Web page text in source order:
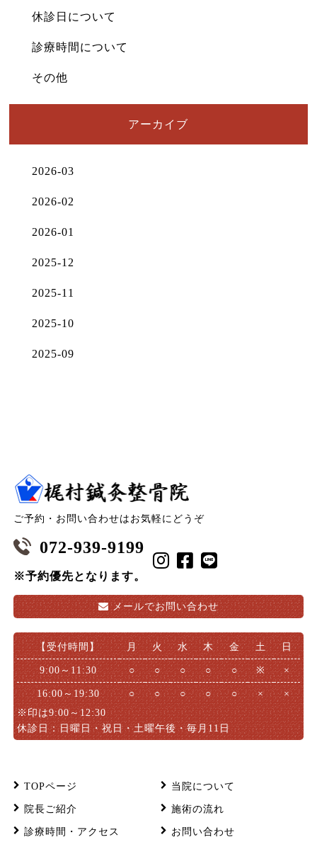
休診日について
診療時間について
その他
アーカイブ
2026-03
2026-02
2026-01
2025-12
2025-11
2025-10
2025-09
ご予約・お問い合わせはお気軽にどうぞ
072-939-9199
※予約優先となります。
メールでお問い合わせ
【受付時間】 月 火 水 木 金 土 日
9:00～11:30 ○ ○ ○ ○ ○ ※ ×
16:00～19:30 ○ ○ ○ ○ ○ ×
×
※印は9:00～12:30
休診日：日曜日・祝日・土曜午後・毎月11日
TOPページ 当院について
院長ご紹介 施術の流れ
診療時間・アクセス お問い合わせ